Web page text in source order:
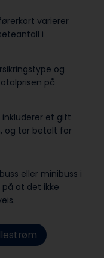
varierer
i
og
på
inkluderer et gitt
og tar betalt for
eller minibuss i
at det ikke